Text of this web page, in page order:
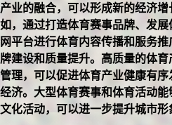
业的融合，可以形成新的经济增
，通过打造体育赛事品牌、发
平台进行体育内容传播和服务
建设和质量提升。高质量的体
理，可以促进体育产业健康有序
济。大型体育赛事和体育活动
化活动，可以进一步提升城市形